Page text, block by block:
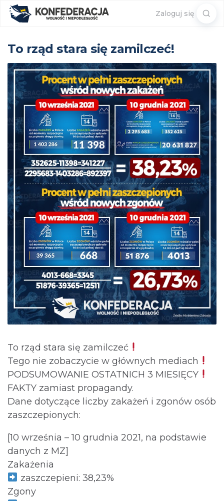
Zaloguj się
To rząd stara się zamilczeć!
To rząd stara się zamilczeć
Tego nie zobaczycie w głównych mediach
PODSUMOWANIE OSTATNICH 3 MIESIĘCY
FAKTY zamiast propagandy.
Dane dotyczące liczby zakażeń i zgonów osób
zaszczepionych:
[10 września – 10 grudnia 2021, na podstawie
danych z MZ]
Zakażenia
zaszczepieni: 38,23%
Zgony